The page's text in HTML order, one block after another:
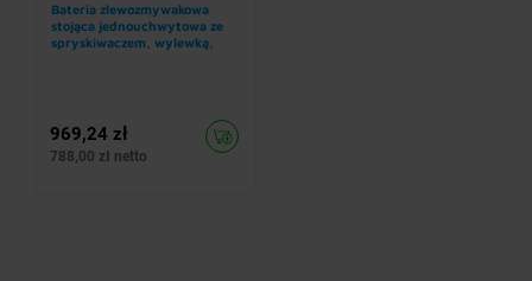
Bateria zlewozmywakowa
stojąca jednouchwytowa ze
spryskiwaczem, wylewką,
969,24 zł
788,00 zł netto